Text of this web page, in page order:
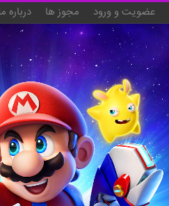
عضویت و ورود مجوز ها درباره